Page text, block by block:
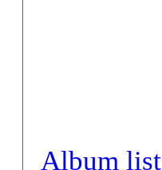
Album list